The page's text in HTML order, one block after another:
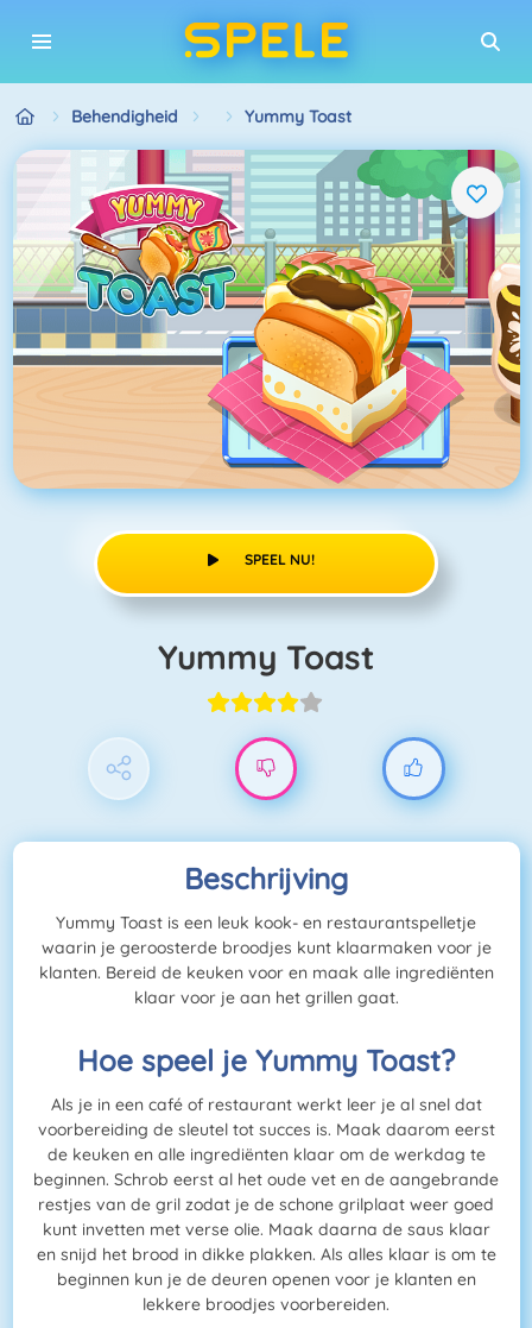
Behendigheid Yummy Toast
SPEEL NU!
Yummy Toast
Beschrijving
Yummy Toast is een leuk kook- en restaurantspelletje
waarin je geroosterde broodjes kunt klaarmaken voor je
klanten. Bereid de keuken voor en maak alle ingrediënten
klaar voor je aan het grillen gaat.
Hoe speel je Yummy Toast?
Als je in een café of restaurant werkt leer je al snel dat
voorbereiding de sleutel tot succes is. Maak daarom eerst
de keuken en alle ingrediënten klaar om de werkdag te
beginnen. Schrob eerst al het oude vet en de aangebrande
restjes van de gril zodat je de schone grilplaat weer goed
kunt invetten met verse olie. Maak daarna de saus klaar
en snijd het brood in dikke plakken. Als alles klaar is om te
beginnen kun je de deuren openen voor je klanten en
lekkere broodjes voorbereiden.